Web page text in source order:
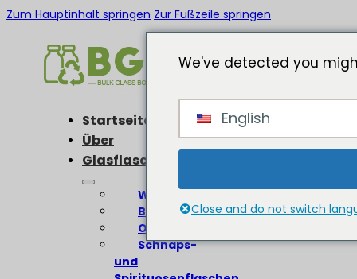
Zum Hauptinhalt springen Zur Fußzeile springen
Startseite
Über
Glasflaschen
Weinflaschen
Bierflaschen
Olivenölflaschen
Schnaps-
und
We've detected you
English
Close and do not switch